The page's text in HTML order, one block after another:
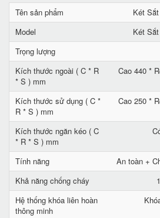
Tên sản phẩm
Két
Model
Két
Trọng lượng
Kích thước ngoài ( C * R
* S ) mm
Cao 440 *
Kích thước sử dụng ( C *
R * S ) mm
Cao 250 *
Kích thước ngăn kéo ( C
* R * S ) mm
Tính năng
An toàn +
Khả năng chống cháy
Hệ thống khóa liên hoàn
thông minh